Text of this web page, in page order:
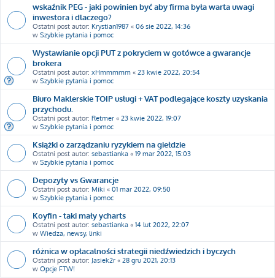
wskaźnik PEG - jaki powinien być aby firma była warta uwagi
inwestora i dlaczego?
Ostatni post autor: Krystian1987 « 06 sie 2022, 14:36
w Szybkie pytania i pomoc
Wystawianie opcji PUT z pokryciem w gotówce a gwarancje
brokera
Ostatni post autor: xHmmmmm « 23 kwie 2022, 20:54
w Szybkie pytania i pomoc
Biuro Maklerskie TOIP usługi + VAT podlegające koszty uzyskania
przychodu.
Ostatni post autor: Retmer « 23 kwie 2022, 19:07
w Szybkie pytania i pomoc
Książki o zarządzaniu ryzykiem na giełdzie
Ostatni post autor: sebastianka « 19 mar 2022, 15:03
w Szybkie pytania i pomoc
Depozyty vs Gwarancje
Ostatni post autor: Miki « 01 mar 2022, 09:50
w Szybkie pytania i pomoc
Koyfin - taki mały ycharts
Ostatni post autor: sebastianka « 14 lut 2022, 22:07
w Wiedza, newsy, linki
różnica w opłacalności strategii niedźwiedzich i byczych
Ostatni post autor: Jasiek2r « 28 gru 2021, 20:13
w Opcje FTW!